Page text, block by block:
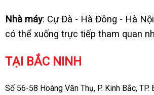
Nhà máy: Cự Đà - Hà Đông - Hà
có thể xuống trực tiếp tham quan
TẠI BẮC NINH
Số 56-58 Hoàng Văn Thụ, P. Kinh Bắc, TP.